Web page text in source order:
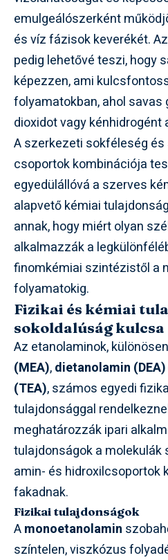
emulgeálószerként
és víz fázisok keverékét. Az
pedig lehetővé teszi, hogy
képezzen, ami
folyamatokban, ahol savas
dioxidot vagy kénhidrogént
A szerkezeti sokféleség
csoportok kombinációja
egyedülállóvá a szerves
alapvető kémiai
annak, hogy miért olyan
alkalmazzák a
finomkémiai szintézistől a
folyamatokig.
Fizikai és kémiai
sokoldalúság kulcsa
Az etanolaminok,
(MEA),dietanolamin (DEA)
(TEA), számos egyedi
tulajdonsággal
meghatározzák ipari
tulajdonságok a molekulák
amin- és hidroxilcsoportok
fakadnak.
Fizikai tulajdonságok
Amonoetanolamin
színtelen, viszkózus